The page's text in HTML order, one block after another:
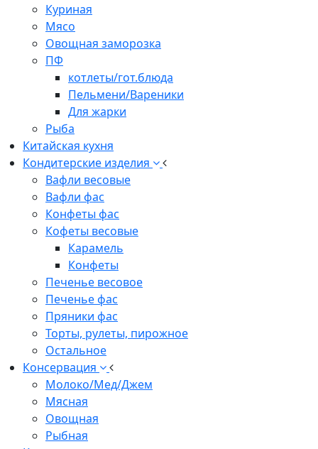
Куриная
Мясо
Овощная заморозка
ПФ
котлеты/гот.блюда
Пельмени/Вареники
Для жарки
Рыба
Китайская кухня
Кондитерские изделия
Вафли весовые
Вафли фас
Конфеты фас
Кофеты весовые
Карамель
Конфеты
Печенье весовое
Печенье фас
Пряники фас
Торты, рулеты, пирожное
Остальное
Консервация
Молоко/Мед/Джем
Мясная
Овощная
Рыбная